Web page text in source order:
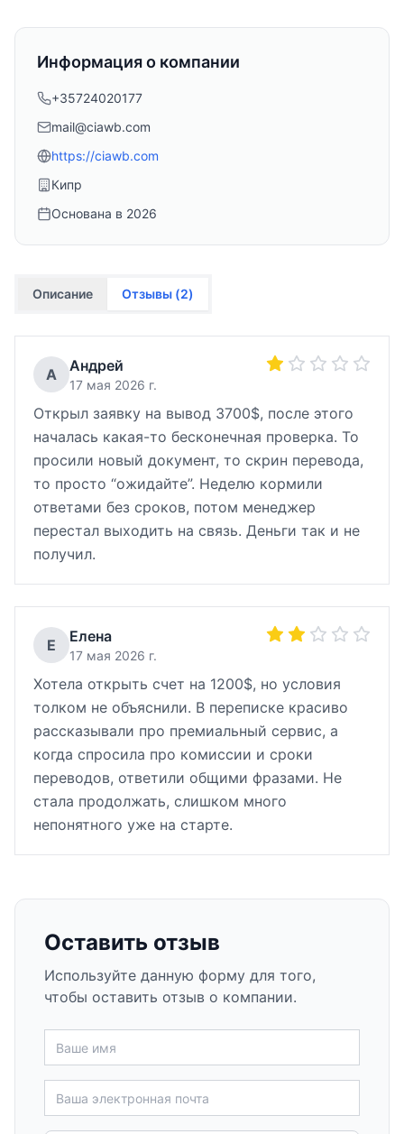
Информация о компании
+35724020177
mail@ciawb.com
https://ciawb.com
Кипр
Основана в 2026
Описание Отзывы (2)
А Андрей
17 мая 2026 г.
Открыл заявку на вывод 3700$, после этого
началась какая-то бесконечная проверка. То
просили новый документ, то скрин перевода,
то просто “ожидайте”. Неделю кормили
ответами без сроков, потом менеджер
перестал выходить на связь. Деньги так и не
получил.
Е Елена
17 мая 2026 г.
Хотела открыть счет на 1200$, но условия
толком не объяснили. В переписке красиво
рассказывали про премиальный сервис, а
когда спросила про комиссии и сроки
переводов, ответили общими фразами. Не
стала продолжать, слишком много
непонятного уже на старте.
Оставить отзыв
Используйте данную форму для того,
чтобы оставить отзыв о компании.